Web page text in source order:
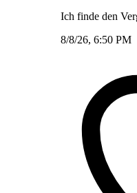
Ich finde den
8/8/26, 6:50 PM